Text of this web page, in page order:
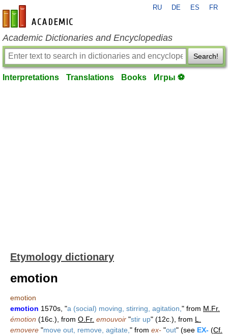
en-academic.com
RU DE ES FR
Academic Dictionaries and Encyclopedias
Search!
Interpretations Translations Books Игры ⚽
Etymology dictionary
emotion
emotion
emotion 1570s, "a (social) moving, stirring, agitation, " from M.Fr.
émotion (16c.), from O.Fr. emouvoir "stir up" (12c.), from L.
emovere "move out, remove, agitate, " from ex- "out" (see EX- (Cf.